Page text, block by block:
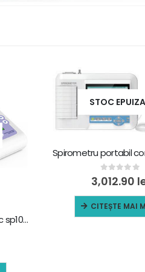
Spirometru portabil contec sp10w
STOC
Spirometru portabil
0out of 5
3,012.90
CITEȘTE MAI